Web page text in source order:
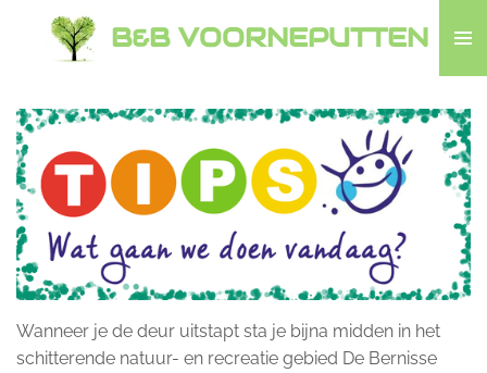
de
hoofdinhoud
B&B VOORNEPUTTEN
Wanneer je de deur uitstapt sta je bijna midden in het
schitterende natuur- en recreatie gebied De Bernisse